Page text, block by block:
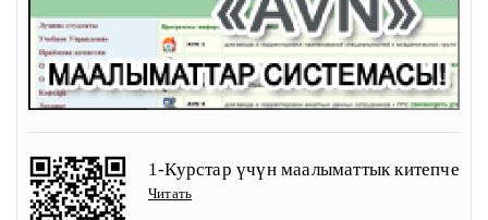
1-Курстар үчүн маалыматтык китепче
Читать